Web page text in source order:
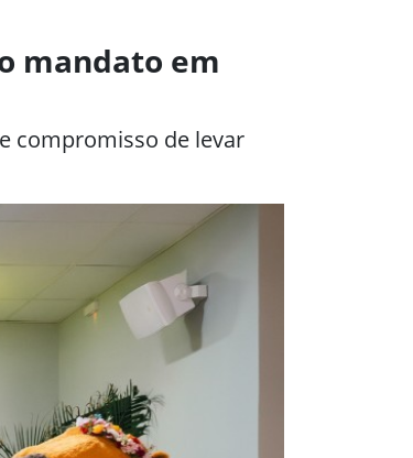
mandato em
compromisso de levar